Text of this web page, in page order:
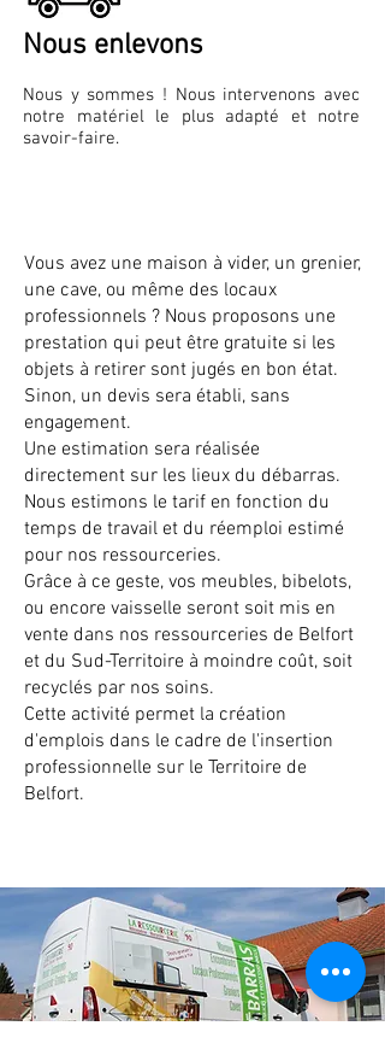
Nous enlevons
Nous y sommes ! Nous intervenons avec
notre matériel le plus adapté et notre
savoir-faire.
Vous avez une maison à vider, un grenier,
une cave, ou même des locaux
professionnels ? Nous proposons une
prestation qui peut être gratuite si les
objets à retirer sont jugés en bon état.
Sinon, un devis sera établi, sans
engagement.
Une estimation sera réalisée
directement sur les lieux du débarras.
Nous estimons le tarif en fonction du
temps de travail et du réemploi estimé
pour nos ressourceries.
Grâce à ce geste, vos meubles, bibelots,
ou encore vaisselle seront soit mis en
vente dans nos ressourceries de Belfort
et du Sud-Territoire à moindre coût, soit
recyclés par nos soins.
Cette activité permet la création
d'emplois dans le cadre de l'insertion
professionnelle sur le Territoire de
Belfort.